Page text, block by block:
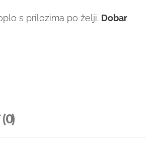
s prilozima po želji. Dobar
(0)